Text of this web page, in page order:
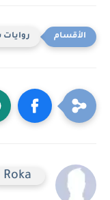
Roka